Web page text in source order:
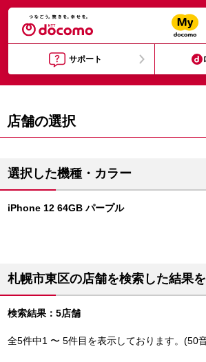
サポート
店舗の選択
選択した機種・カラー
iPhone 12 64GB パープル
札幌市東区の店舗を検索した結果
検索結果：5店舗
全5件中1 〜 5件目を表示しております。(50